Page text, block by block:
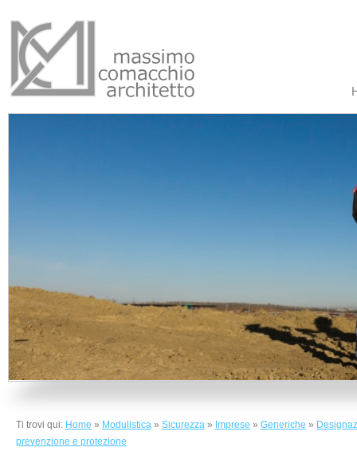
Ti trovi qui: Home » Modulistica » Sicurezza » Imprese » Generiche »
prevenzione e protezione